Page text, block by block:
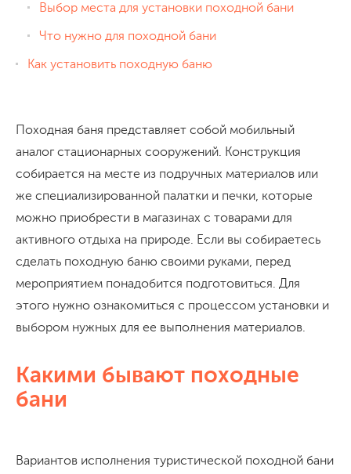
Выбор места для установки походной бани
Что нужно для походной бани
Как установить походную баню
Походная баня представляет собой мобильный
аналог стационарных сооружений. Конструкция
собирается на месте из подручных материалов или
же специализированной палатки и печки, которые
можно приобрести в магазинах с товарами для
активного отдыха на природе. Если вы собираетесь
сделать походную баню своими руками, перед
мероприятием понадобится подготовиться. Для
этого нужно ознакомиться с процессом установки и
выбором нужных для ее выполнения материалов.
Какими бывают походные
бани
Вариантов исполнения туристической походной бани